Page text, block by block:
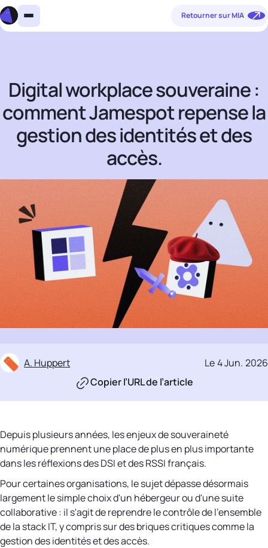
Retourner sur MIA
Digital workplace souveraine :
comment Jamespot repense la
gestion des identités et des
accès.
A. Huppert Le4 Jun. 2026
Copier l’URL de l’article
Depuis plusieurs années, les enjeux de souveraineté
numérique prennent une place de plus en plus importante
dans les réflexions des DSI et des RSSI français.
Pour certaines organisations, le sujet dépasse désormais
largement le simple choix d'un hébergeur ou d'une suite
collaborative : il s'agit de reprendre le contrôle de l'ensemble
de la stack IT, y compris sur des briques critiques comme la
gestion des identités et des accès.